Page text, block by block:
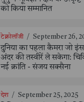
को किया सम्मानित
टेक्नोलॉजी / September 26,
दुनिया का पहला कैमरा जो
अंदर की तस्वीरें ले सकेगा:
नई क्रांति - संजय सक्सैना
देश / September 25, 2025